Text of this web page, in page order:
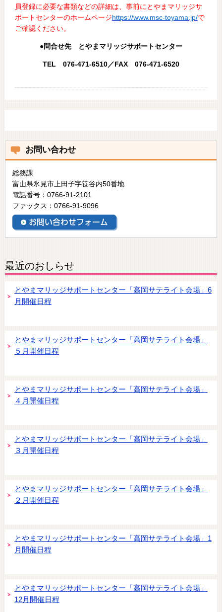
員登録に必要な書類などの詳細は、事前にとやまマリッジサ
ポートセンターのホームページhttps://www.msc-toyama.jp/で
ご確認ください。
●問合せ先 とやまマリッジサポートセンター
TEL 076-471-6510／FAX 076-471-6520
お問い合わせ
総務課
富山県氷見市上田子字笹谷内50番地
電話番号：0766-91-2101
ファックス：0766-91-9096
最近のおしらせ
とやまマリッジサポートセンター「高岡サテライト会場」6
月開催日程
とやまマリッジサポートセンター「高岡サテライト会場」
５月開催日程
とやまマリッジサポートセンター「高岡サテライト会場」
４月開催日程
とやまマリッジサポートセンター「高岡サテライト会場」
３月開催日程
とやまマリッジサポートセンター「高岡サテライト会場」
２月開催日程
とやまマリッジサポートセンター「高岡サテライト会場」1
月開催日程
とやまマリッジサポートセンター「高岡サテライト会場」
12月開催日程